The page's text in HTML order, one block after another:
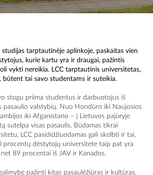
studijas tarptautinėje aplinkoje, paskaitas vien
kurie kartu yra ir draugai, pažintis
vykti nereikia. LCC tarptautinis universitetas,
būtent tai savo studentams ir suteikia.
stogu priima studentus ir darbuotojus iš
pasaulio valstybių. Nuo Hondūro iki Naujosios
iki Afganistano – į Lietuvos pajūryje
sutelpa visas pasaulis. Būdamas tikrai
LCC pasididžiuodamas gali skelbti ir tai,
procentų dėstytojų universitete taip pat yra
net 89 procentai iš JAV ir Kanados.
pažinti kitas pasaulėžiūras ir kultūras,